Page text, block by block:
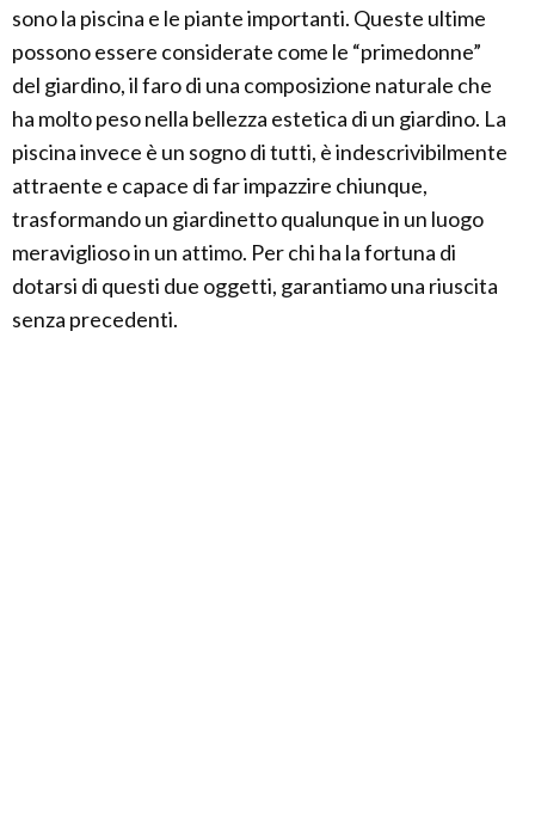
sono la piscina e le piante importanti. Queste ultime
possono essere considerate come le “primedonne”
del giardino, il faro di una composizione naturale che
ha molto peso nella bellezza estetica di un giardino. La
piscina invece è un sogno di tutti, è indescrivibilmente
attraente e capace di far impazzire chiunque,
trasformando un giardinetto qualunque in un luogo
meraviglioso in un attimo. Per chi ha la fortuna di
dotarsi di questi due oggetti, garantiamo una riuscita
senza precedenti.